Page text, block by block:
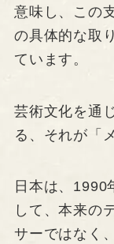
意味し、この
の具体的な取
ています。
芸術文化を通
る、それが「
日本は、1990
して、本来の
サーではなく